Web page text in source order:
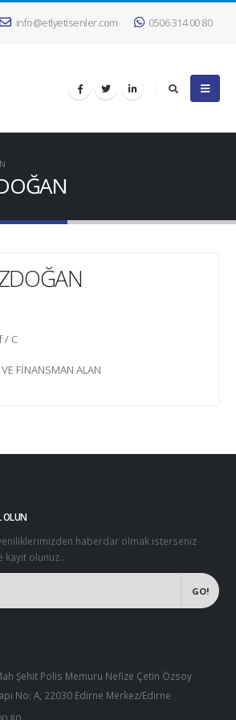
info@etlyetisenler.com 0506 314 00 80
/ C
FİNANSMAN ALAN
OLUN
haberdar olmak isterseniz
olunuz..
Şehit Polis Memuru Nefize Çetin Özsoy
No: A, 22030 Edirne Merkez/Edirne